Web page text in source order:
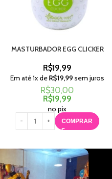
MASTURBADOR EGG CLICKER
R$19,99
Em até1x de R$19,99sem juros
R$30,00
R$19,99
no pix
COMPRAR